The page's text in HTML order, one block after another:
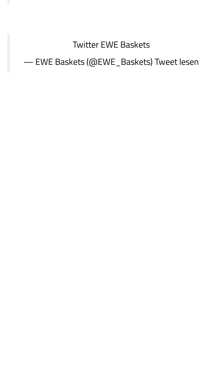
TwitterEWE Baskets
— EWE Baskets (@EWE_Baskets)Tweet lesen